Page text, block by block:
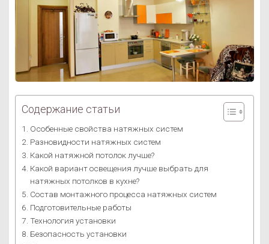
Содержание статьи
Особенные свойства натяжных систем
Разновидности натяжных систем
Какой натяжной потолок лучше?
Какой вариант освещения лучше выбрать для
натяжных потолков в кухне?
Состав монтажного процесса натяжных систем
Подготовительные работы
Технология установки
Безопасность установки